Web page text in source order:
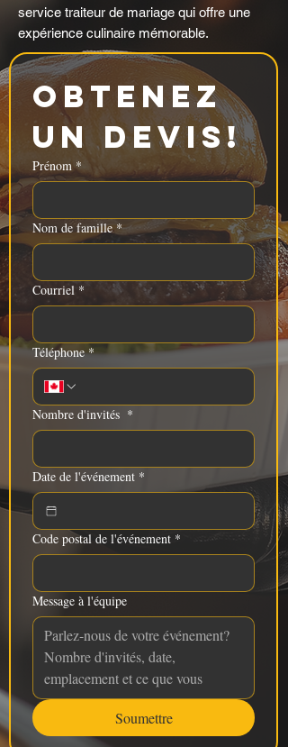
service traiteur de mariage qui offre une
expérience culinaire mémorable.
Obtenez
un devis!
Prénom *
Nom de famille *
Courriel *
Téléphone *
Nombre d'invités *
Date de l'événement *
Code postal de l'événement *
Message à l'équipe
Soumettre